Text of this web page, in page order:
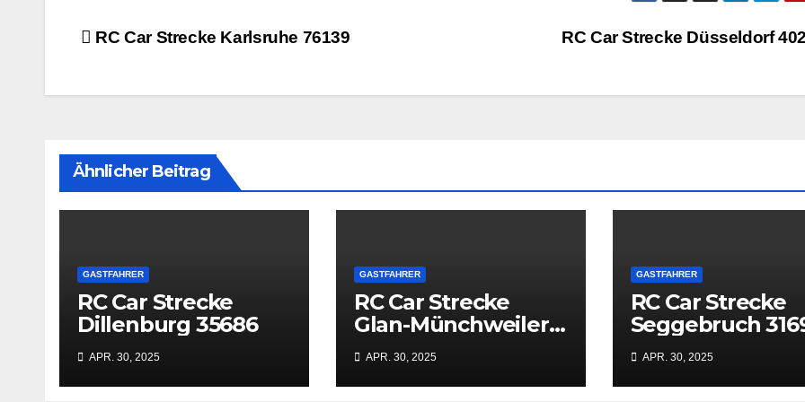
Beitrags-
RC Car Strecke Düsseldorf
RC Car Strecke Karlsruhe 76139
Ähnlicher Beitrag
GASTFAHRER
RC Car Strecke
Dillenburg 35686
APR. 30, 2025
GASTFAHRER
RC Car Strecke
Glan-Münchweiler
66907
APR. 30, 2025
GASTFAHRER
RC Car Strecke
Seggebruch
APR. 30, 2025